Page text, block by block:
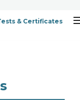
& Certificates